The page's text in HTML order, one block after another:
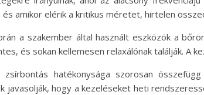
és amikor elérik a kritikus méretet, hirtelen
a szakember által használt eszközök a
és sokan kellemesen relaxálónak találják. A
zsírbontás hatékonysága szorosan
javasolják, hogy a kezeléseket heti